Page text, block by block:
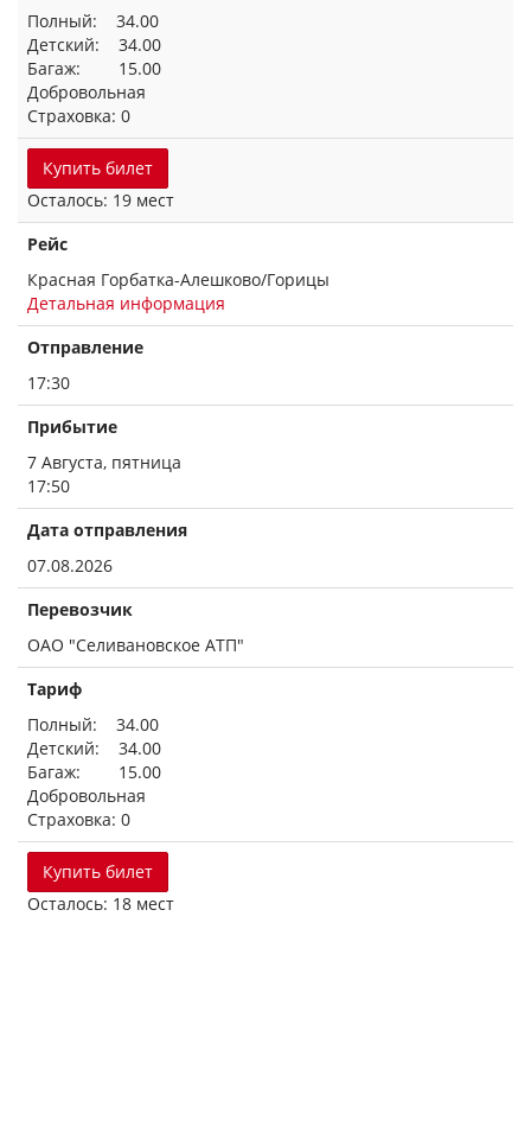
Полный: 34.00
Детский: 34.00
Багаж: 15.00
Добровольная
Страховка: 0
Купить билет
Осталось: 19 мест
Рейс
Красная Горбатка-Алешково/Горицы
Детальная информация
Отправление
17:30
Прибытие
7 Августа, пятница
17:50
Дата отправления
07.08.2026
Перевозчик
ОАО "Селивановское АТП"
Тариф
Полный: 34.00
Детский: 34.00
Багаж: 15.00
Добровольная
Страховка: 0
Купить билет
Осталось: 18 мест